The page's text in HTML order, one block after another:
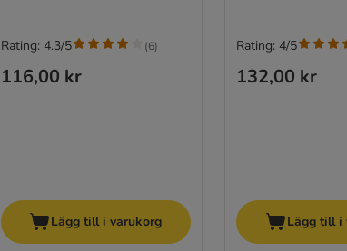
116,00 kr
Rating: 4.3/5 (6)
Lägg till i varukorg
132,00 kr
Rating: 4/5
Lägg till i